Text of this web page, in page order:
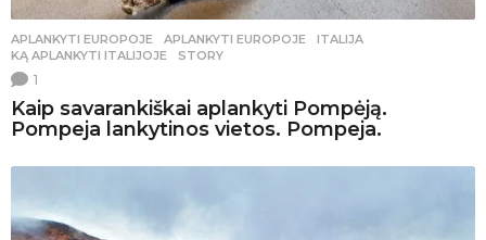
APLANKYTI EUROPOJE APLANKYTI EUROPOJE ,ITALIJA
KĄ APLANKYTI ITALIJOJE
,STORY
1
Kaip savarankiškai aplankyti Pompėją.
Pompeja lankytinos vietos. Pompeja.